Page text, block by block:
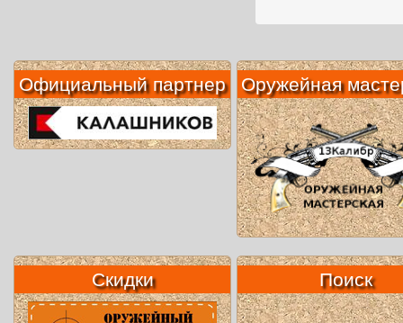
Официальный партнер Оружейная
Скидки Поиск